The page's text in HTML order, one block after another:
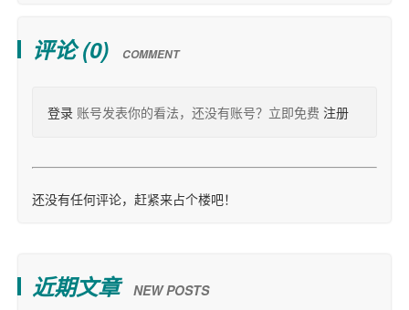
评论 (0) COMMENT
登录 账号发表你的看法，还没有账号？立即免费 注册
还没有任何评论，赶紧来占个楼吧！
近期文章 NEW POSTS